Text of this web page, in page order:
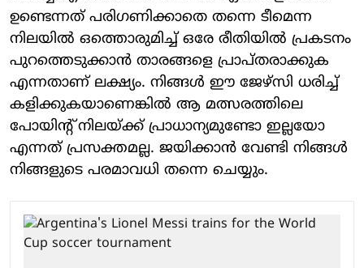
ഉണ്ടെന്നത് പരിഗണിക്കാതെ തന്നെ ടീമെന്ന
നിലയിൽ ഒത്തൊരുമിച്ച് ഒരേ രീതിയിൽ പ്രകടനം
പുറത്തെടുക്കാൻ താരങ്ങളെ പ്രാപ്തരാക്കുക
എന്നതാണ് ലക്ഷ്യം. നിങ്ങൾ ഈ ജേഴ്സി ധരിച്ച്
കളിക്കുകയാണെങ്കിൽ ആ മത്സരത്തിലെ
പോയിന്റ് നിലയ്ക്ക് പ്രാധാന്യമുണ്ടോ ഇല്ലയോ
എന്നത് പ്രസക്തമല്ല. ജയിക്കാൻ വേണ്ടി നിങ്ങൾ
നിങ്ങളുടെ പരമാവധി തന്നെ ചെയ്യും.